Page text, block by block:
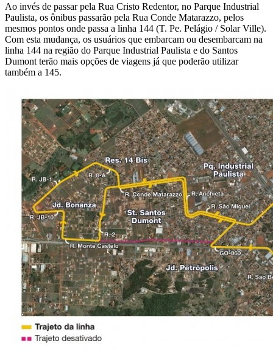
Ao invés de passar pela Rua Cristo Redentor, no Parque Industrial
Paulista, os ônibus passarão pela Rua Conde Matarazzo, pelos
mesmos pontos onde passa a linha 144 (T. Pe. Pelágio / Solar Ville).
Com esta mudança, os usuários que embarcam ou desembarcam na
linha 144 na região do Parque Industrial Paulista e do Santos
Dumont terão mais opções de viagens já que poderão utilizar
também a 145.